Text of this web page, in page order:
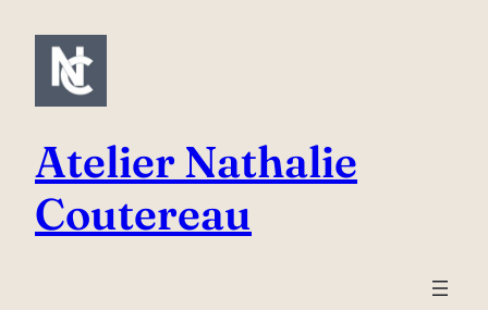
Atelier Nathalie
Coutereau